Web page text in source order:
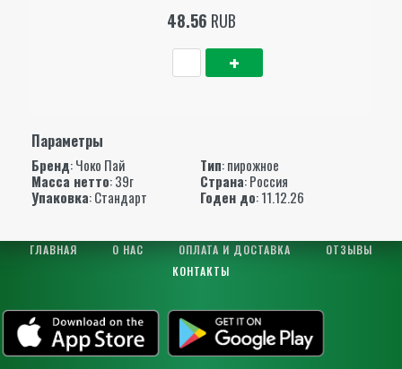
48.56 RUB
Параметры
Бренд:Чоко Пай Тип: пирожное
Масса нетто: 39г Страна: Россия
Упаковка: Стандарт Годен до: 11.12.26
ГЛАВНАЯ О НАС ОПЛАТА И ДОСТАВКА
ОТЗЫВЫ
КОНТАКТЫ